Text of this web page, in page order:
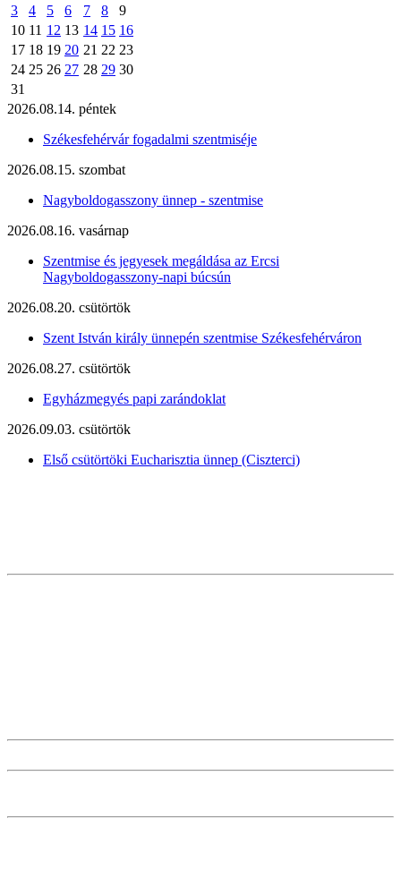
3
4 5 6 7 8
9
10 11 12 13 14 15 16
17 18 19 20 21 22 23
24 25 26 27 28 29 30
31
2026.08.14. péntek
Székesfehérvár fogadalmi szentmiséje
2026.08.15. szombat
Nagyboldogasszony ünnep - szentmise
2026.08.16. vasárnap
Szentmise és jegyesek megáldása az Ercsi
Nagyboldogasszony-napi búcsún
2026.08.20. csütörtök
Szent István király ünnepén szentmise Székesfehérváron
2026.08.27. csütörtök
Egyházmegyés papi zarándoklat
2026.09.03. csütörtök
Első csütörtöki Eucharisztia ünnep (Ciszterci)